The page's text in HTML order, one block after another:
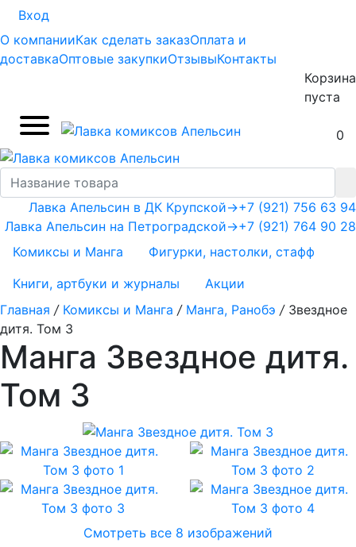
Вход
О компанииКак сделать заказОплата и
доставкаОптовые закупкиОтзывыКонтакты
Корзина
пуста
0
+7 (921) 756 63 94
+7 (921) 764 90 28
Лавка Апельсин в ДК Крупской→
Лавка Апельсин на Петроградской→
Комиксы и Манга
Фигурки, настолки, стафф
Книги, артбуки и журналы
Акции
Главная / Комиксы и Манга / Манга, Ранобэ / Звездное
дитя. Том 3
Манга Звездное дитя.
Том 3
Смотреть все 8 изображений